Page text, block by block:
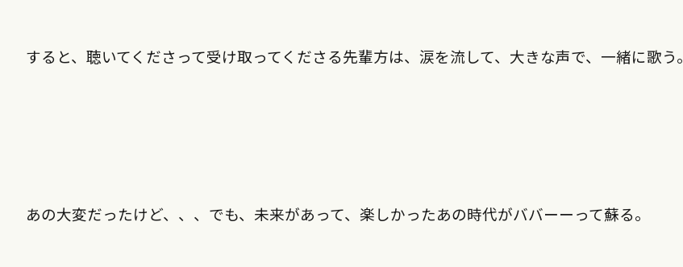
すると、聴いてくださって受け取ってくださる先輩方は、涙を流して、大きな声で、一緒に歌う。
あの大変だったけど、、、でも、未来があって、楽しかったあの時代がババーーって蘇る。